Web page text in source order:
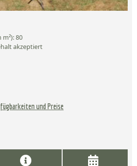
80
akzeptiert
und Preise